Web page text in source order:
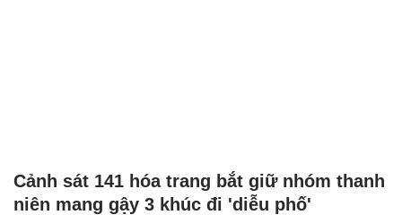
Cảnh sát 141 hóa trang bắt giữ nhóm thanh
niên mang gậy 3 khúc đi 'diễu phố'